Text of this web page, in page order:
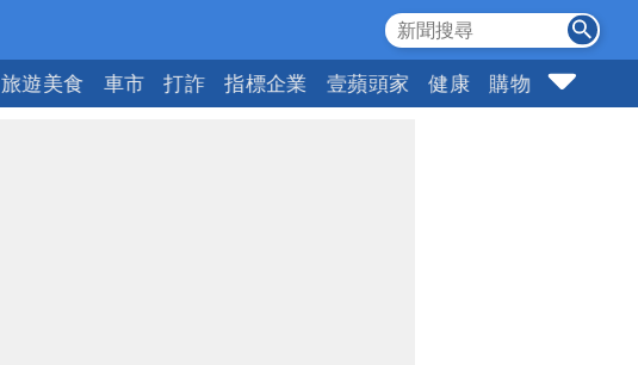
旅遊美食 車市 打詐 指標企業 壹蘋頭家 健康 購物 女神